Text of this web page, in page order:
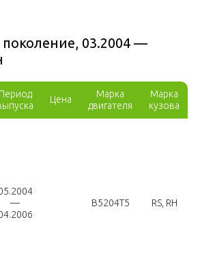
поколение, 03.2004 —
Период
Цена
Марка
двигателя
Марка
кузова
—
B5204T5 RS, RH